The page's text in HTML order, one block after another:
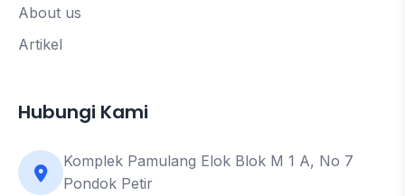
About us
Artikel
Hubungi Kami
Komplek Pamulang Elok Blok M 1 A, No 7
Pondok Petir